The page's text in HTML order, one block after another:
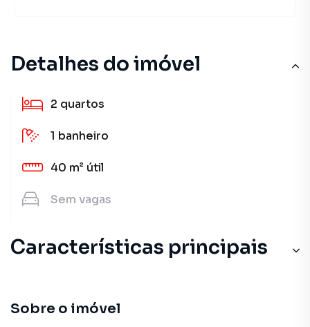
Detalhes do imóvel
2 quartos
1 banheiro
40 m² útil
Sem vagas
Características principais
Sobre o imóvel